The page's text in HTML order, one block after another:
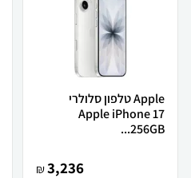
Apple טלפון סלולרי
Apple iPhone 17
256GB...
3,236
₪